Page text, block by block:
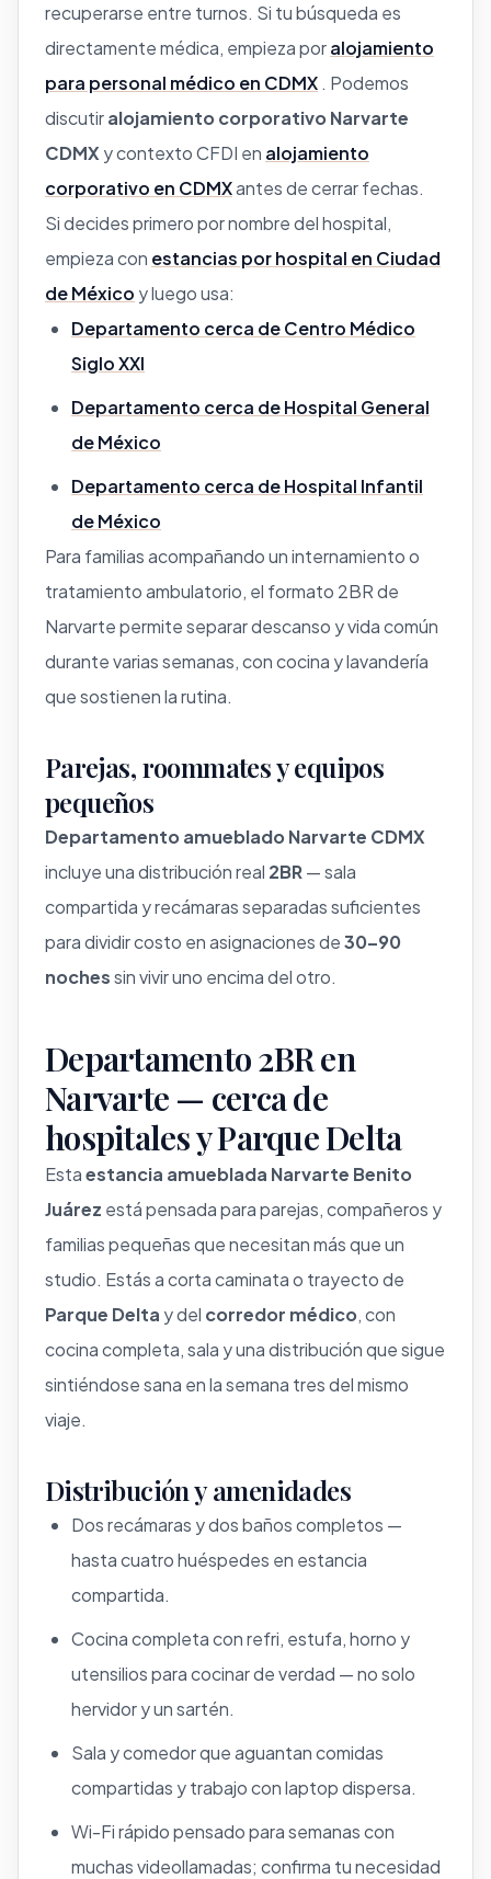
recuperarse entre turnos. Si tu búsqueda es
directamente médica, empieza poralojamiento
para personal médico en CDMX. Podemos
discutiralojamiento corporativo Narvarte
CDMX y contexto CFDI en alojamiento
corporativo en CDMXantes de cerrar fechas.
Si decides primero por nombre del hospital,
empieza con estancias por hospital en Ciudad
de México y luego usa:
Departamento cerca de Centro Médico
Siglo XXI
Departamento cerca de Hospital General
de México
Departamento cerca de Hospital Infantil
de México
Para familias acompañando un internamiento o
tratamiento ambulatorio, el formato 2BR de
Narvarte permite separar descanso y vida común
durante varias semanas, con cocina y lavandería
que sostienen la rutina.
Parejas, roommates y equipos
pequeños
Departamento amueblado Narvarte CDMX
incluye una distribución real 2BR— sala
compartida y recámaras separadas suficientes
para dividir costo en asignaciones de30–90
nochessin vivir uno encima del otro.
Departamento 2BR en
Narvarte — cerca de
hospitales y Parque Delta
Estaestancia amueblada Narvarte Benito
Juárez está pensada para parejas, compañeros y
familias pequeñas que necesitan más que un
studio. Estás a corta caminata o trayecto de
Parque Delta y del corredor médico, con
cocina completa, sala y una distribución que sigue
sintiéndose sana en la semana tres del mismo
viaje.
Distribución y amenidades
Dos recámaras y dos baños completos —
hasta cuatro huéspedes en estancia
compartida.
Cocina completa con refri, estufa, horno y
utensilios para cocinar de verdad — no solo
hervidor y un sartén.
Sala y comedor que aguantan comidas
compartidas y trabajo con laptop dispersa.
Wi-Fi rápido pensado para semanas con
muchas videollamadas; confirma tu necesidad